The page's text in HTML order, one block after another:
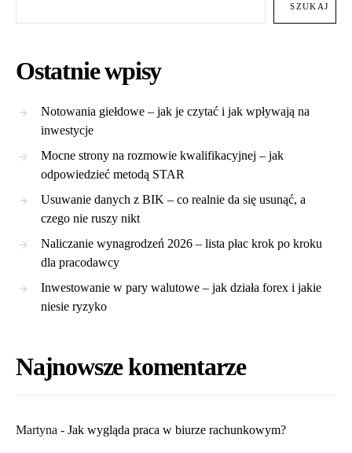
SZUKAJ
Ostatnie wpisy
Notowania giełdowe – jak je czytać i jak wpływają na
inwestycje
Mocne strony na rozmowie kwalifikacyjnej – jak
odpowiedzieć metodą STAR
Usuwanie danych z BIK – co realnie da się usunąć, a
czego nie ruszy nikt
Naliczanie wynagrodzeń 2026 – lista płac krok po kroku
dla pracodawcy
Inwestowanie w pary walutowe – jak działa forex i jakie
niesie ryzyko
Najnowsze komentarze
Martyna - ​Jak wygląda praca w biurze rachunkowym?